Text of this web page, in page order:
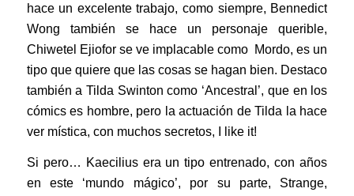
hace un excelente trabajo, como siempre, Bennedict
Wong también se hace un personaje querible,
Chiwetel Ejiofor se ve implacable como Mordo, es un
tipo que quiere que las cosas se hagan bien. Destaco
también a Tilda Swinton como ‘Ancestral’, que en los
cómics es hombre, pero la actuación de Tilda la hace
ver mística, con muchos secretos, I like it!
Si pero… Kaecilius era un tipo entrenado, con años
en este ‘mundo mágico’, por su parte, Strange,